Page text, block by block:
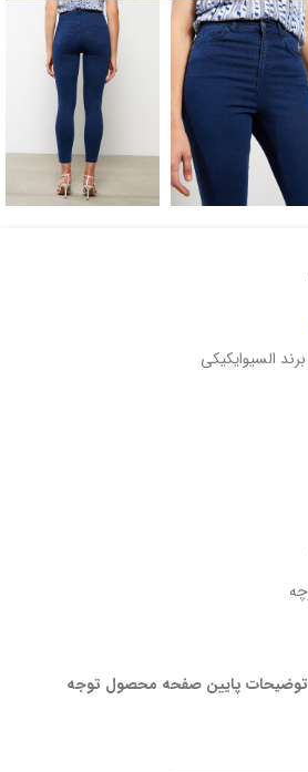
السیوایکیکی
توضیحات پایین صفحه محصول توجه